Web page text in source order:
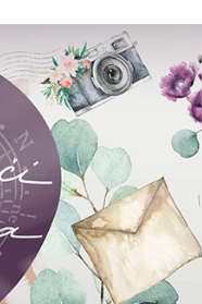
cilj. Jedna šansa